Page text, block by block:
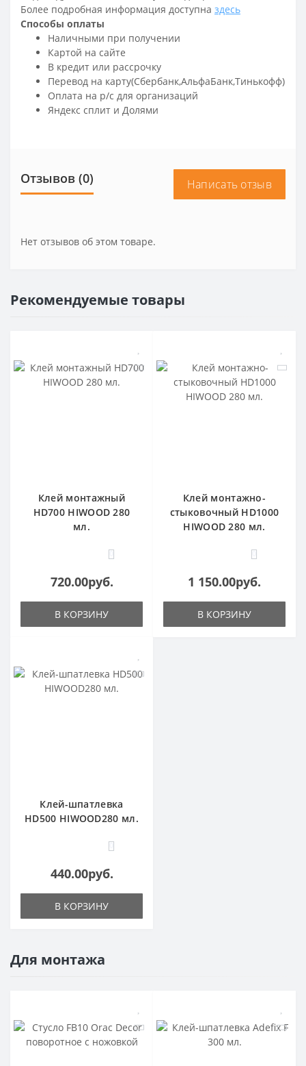
Более подробная информация доступна здесь
Способы оплаты
Наличными при получении
Картой на сайте
В кредит или рассрочку
Перевод на карту(Сбербанк,АльфаБанк,Тинькофф)
Оплата на р/c для организаций
Яндекс сплит и Долями
Отзывов (0) Написать отзыв
Нет отзывов об этом товаре.
Рекомендуемые товары
Клей монтажный
HD700 HIWOOD 280
мл.
0
720.00руб.
В КОРЗИНУ
Клей монтажно-
стыковочный HD1000
HIWOOD 280 мл.
0
1 150.00руб.
В КОРЗИНУ
Клей-шпатлевка
HD500 HIWOOD280 мл.
0
440.00руб.
В КОРЗИНУ
Для монтажа